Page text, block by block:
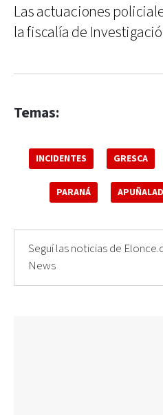
Las actuaciones
la fiscalía de
Temas:
INCIDENTES GRESCA
PARANÁ
Seguí las noticias de
News